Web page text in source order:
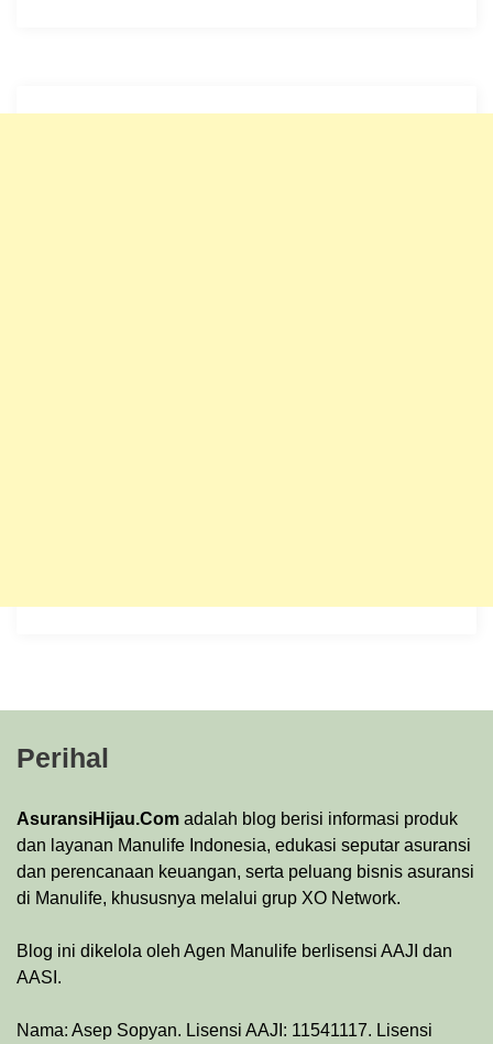
Perihal
AsuransiHijau.Com adalah blog berisi informasi produk
dan layanan Manulife Indonesia, edukasi seputar asuransi
dan perencanaan keuangan, serta peluang bisnis asuransi
di Manulife, khususnya melalui grup XO Network.
Blog ini dikelola oleh Agen Manulife berlisensi AAJI dan
AASI.
Nama: Asep Sopyan. Lisensi AAJI: 11541117. Lisensi